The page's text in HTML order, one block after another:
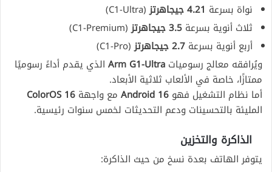
نواة بسرعة 4.21 جيجاهرتز
(C1-Ultra)
ثلاث أنوية بسرعة3.5 جيجاهرتز
(C1-Premium)
أربع أنوية بسرعة2.7 جيجاهرتز
(C1-Pro)
ويُرافقه معالج رسوميات Arm G1-Ultra الذي يقدم أداءً رسوميًا
ممتازًا، خاصة في الألعاب ثلاثية الأبعاد.
أما نظام التشغيل فهو Android 16 مع واجهة ColorOS 16
المليئة بالتحسينات ودعم التحديثات لخمس سنوات رئيسية.
الذاكرة والتخزين
يتوفر الهاتف بعدة نسخ من حيث الذاكرة: